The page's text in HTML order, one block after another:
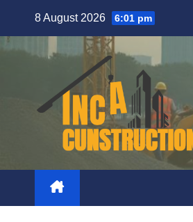
content
8 August 2026 6:01 pm